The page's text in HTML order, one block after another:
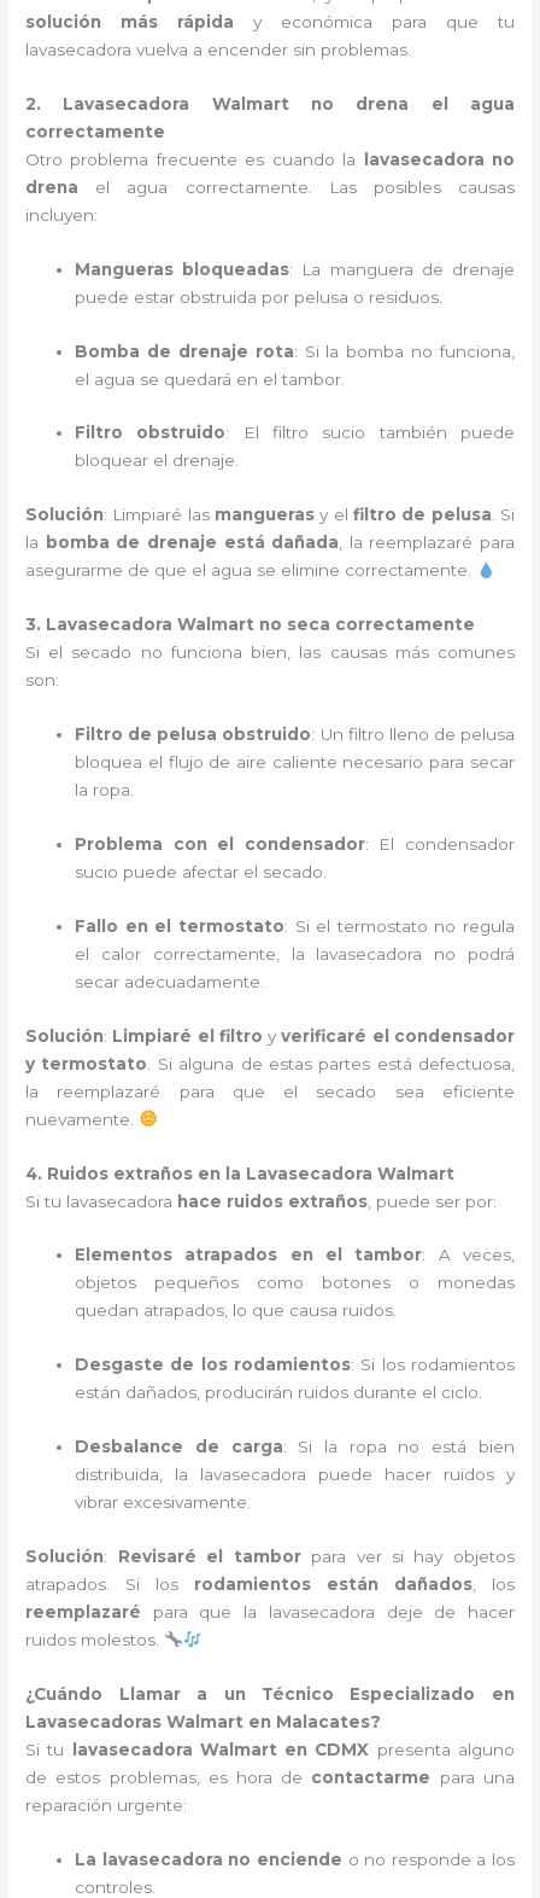
solución más rápida y económica para que tu
lavasecadora vuelva a encender sin problemas.
2. Lavasecadora Walmart no drena el agua
correctamente
Otro problema frecuente es cuando la
lavasecadora no
drena el agua correctamente. Las posibles causas
incluyen:
Mangueras bloqueadas: La manguera de drenaje
puede estar obstruida por pelusa o residuos.
Bomba de drenaje rota: Si la bomba no funciona,
el agua se quedará en el tambor.
Filtro obstruido: El filtro sucio también puede
bloquear el drenaje.
Solución: Limpiaré las mangueras y el filtro de pelusa. Si
la
bomba de drenaje está dañada, la reemplazaré para
asegurarme de que el agua se elimine correctamente.
3. Lavasecadora Walmart no seca correctamente
Si el secado no funciona bien, las causas más comunes
son:
Filtro de pelusa obstruido: Un filtro lleno de pelusa
bloquea el flujo de aire caliente necesario para secar
la ropa.
Problema con el condensador: El condensador
sucio puede afectar el secado.
Fallo en el termostato: Si el termostato no regula
el calor correctamente, la lavasecadora no podrá
secar adecuadamente.
Solución: Limpiaré el filtro yverificaré el condensador
y termostato . Si alguna de estas partes está defectuosa,
la reemplazaré para que el secado sea eficiente
nuevamente.
4. Ruidos extraños en la Lavasecadora Walmart
Si tu lavasecadora hace ruidos extraños , puede ser por:
Elementos atrapados en el tambor: A veces,
objetos pequeños como botones o monedas
quedan atrapados, lo que causa ruidos.
Desgaste de los rodamientos: Si los rodamientos
están dañados, producirán ruidos durante el ciclo.
Desbalance de carga: Si la ropa no está bien
distribuida, la lavasecadora puede hacer ruidos y
vibrar excesivamente.
Solución: Revisaré el tamborpara ver si hay objetos
atrapados. Si los rodamientos están dañados, los
reemplazaré para que la lavasecadora deje de hacer
ruidos molestos.
¿Cuándo Llamar a un Técnico Especializado en
Lavasecadoras Walmart en Malacates?
Si tu
lavasecadora Walmart en CDMX presenta alguno
de estos problemas, es hora de contactarme para una
reparación urgente:
La lavasecadora no enciende o no responde a los
controles.